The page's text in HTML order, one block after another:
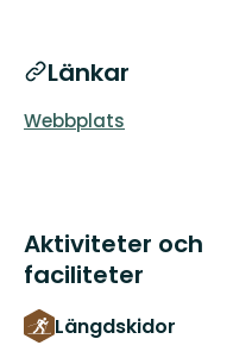
Länkar
Webbplats
Aktiviteter och
faciliteter
Längdskidor